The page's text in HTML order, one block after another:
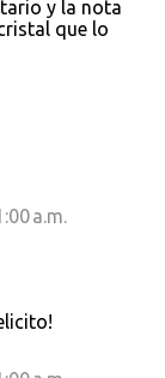
y la nota
que lo
a.m.